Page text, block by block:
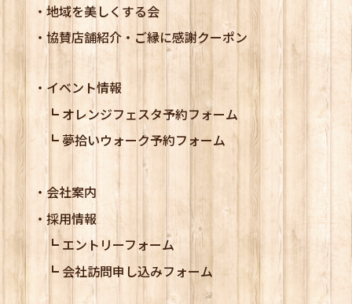
地域を美しくする会
協賛店舗紹介・ご縁に感謝クーポン
イベント情報
オレンジフェスタ予約フォーム
夢拾いウォーク予約フォーム
会社案内
採用情報
エントリーフォーム
会社訪問申し込みフォーム